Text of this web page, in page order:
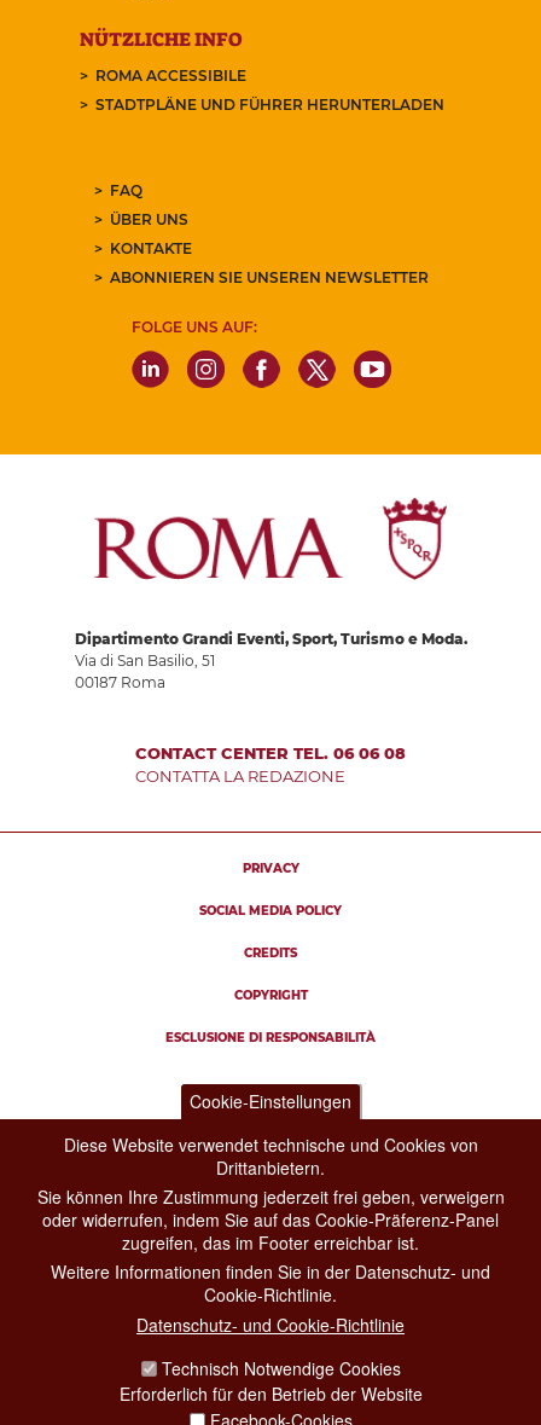
NÜTZLICHE INFO
ROMA ACCESSIBILE
STADTPLÄNE UND FÜHRER HERUNTERLADEN
FAQ
ÜBER UNS
KONTAKTE
ABONNIEREN SIE UNSEREN NEWSLETTER
FOLGE UNS AUF:
Dipartimento Grandi Eventi, Sport, Turismo e Moda.
Via di San Basilio, 51
00187 Roma
CONTACT CENTER TEL. 06 06 08
CONTATTA LA REDAZIONE
PRIVACY
SOCIAL MEDIA POLICY
CREDITS
COPYRIGHT
ESCLUSIONE DI RESPONSABILITÀ
Cookie-Einstellungen
Diese Website verwendet technische und Cookies von
Drittanbietern.
Sie können Ihre Zustimmung jederzeit frei geben, verweigern
oder widerrufen, indem Sie auf das Cookie-Präferenz-Panel
zugreifen, das im Footer erreichbar ist.
Weitere Informationen finden Sie in der Datenschutz- und
Cookie-Richtlinie.
Datenschutz- und Cookie-Richtlinie
Technisch Notwendige Cookies
Erforderlich für den Betrieb der Website
Facebook-Cookies